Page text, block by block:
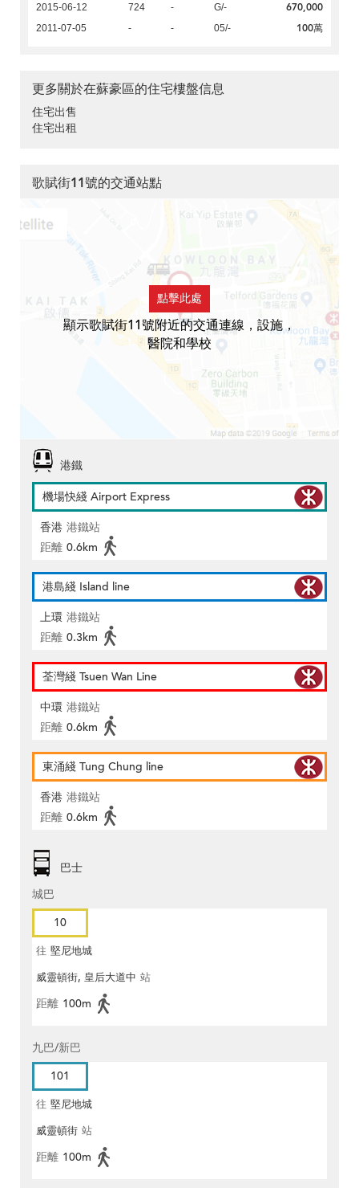
2015-06-12 724 - G/- 670,000
2011-07-05 - - 05/- 100萬
更多關於在蘇豪區的住宅樓盤信息
住宅出售
住宅出租
歌賦街11號的交通站點
點擊此處
顯示歌賦街11號附近的交通連線，設施，
醫院和學校
港鐵
機場快綫 Airport Express
香港 港鐵站
距離 0.6km
港島綫 Island line
上環 港鐵站
距離 0.3km
荃灣綫 Tsuen Wan Line
中環 港鐵站
距離 0.6km
東涌綫 Tung Chung line
香港 港鐵站
距離 0.6km
巴士
城巴
10
往 堅尼地城
威靈頓街, 皇后大道中 站
距離 100m
九巴/新巴
101
往 堅尼地城
威靈頓街 站
距離 100m